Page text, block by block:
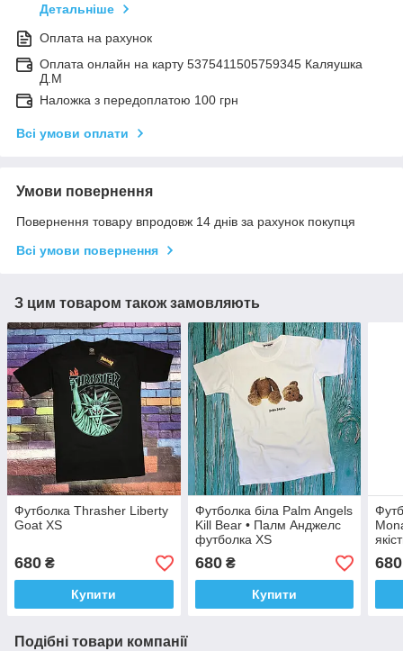
Детальніше
Оплата на рахунок
Оплата онлайн на карту 5375411505759345 Каляушка
Д.М
Наложка з передоплатою 100 грн
Всі умови оплати
Умови повернення
Повернення товару впродовж 14 днів за рахунок покупця
Всі умови повернення
З цим товаром також замовляють
Футболка Thrasher Liberty
Goat XS
680 ₴
Купити
Футболка біла Palm Angels
Kill Bear • Палм Анджелс
футболка XS
680₴
Купити
680
Подібні товари компанії